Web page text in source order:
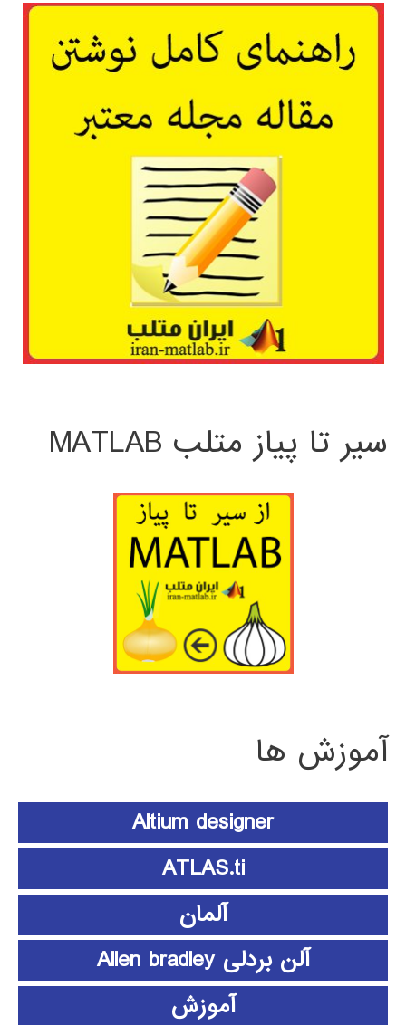
سیر تا پیاز متلب MATLAB
آموزش ها
Altium designer
ATLAS.ti
آلمان
آلن بردلی Allen bradley
آموزش